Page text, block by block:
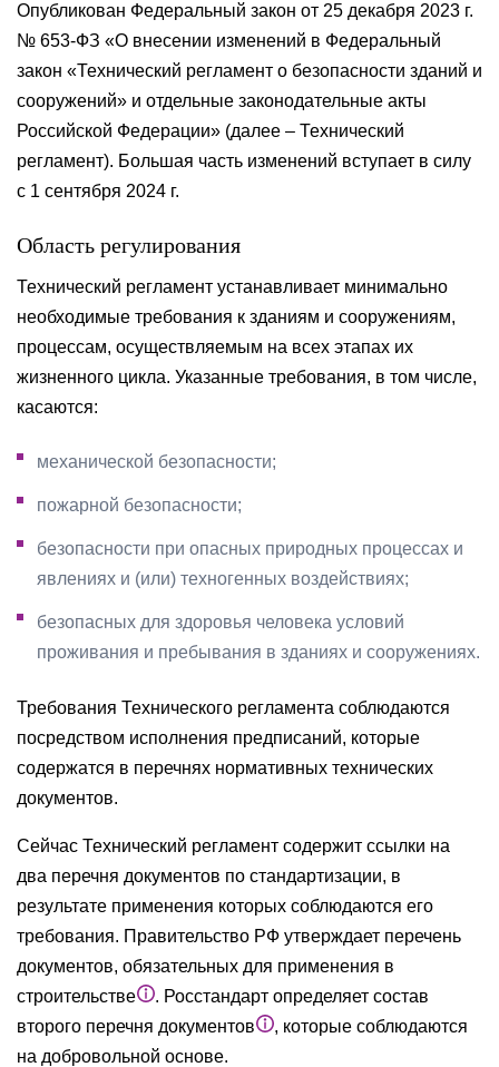
Опубликован Федеральный закон от 25 декабря 2023 г.
№ 653-ФЗ «О внесении изменений в Федеральный
закон «Технический регламент о безопасности зданий и
сооружений» и отдельные законодательные акты
Российской Федерации» (далее – Технический
регламент). Большая часть изменений вступает в силу
с 1 сентября 2024 г.
Область регулирования
Технический регламент устанавливает минимально
необходимые требования к зданиям и сооружениям,
процессам, осуществляемым на всех этапах их
жизненного цикла. Указанные требования, в том числе,
касаются:
механической безопасности;
пожарной безопасности;
безопасности при опасных природных процессах и
явлениях и (или) техногенных воздействиях;
безопасных для здоровья человека условий
проживания и пребывания в зданиях и сооружениях.
Требования Технического регламента соблюдаются
посредством исполнения предписаний, которые
содержатся в перечнях нормативных технических
документов.
Сейчас Технический регламент содержит ссылки на
два перечня документов по стандартизации, в
результате применения которых соблюдаются его
требования. Правительство РФ утверждает перечень
документов, обязательных для применения в
строительстве
. Росстандарт определяет состав
второго перечня документов
, которые соблюдаются
на добровольной основе.